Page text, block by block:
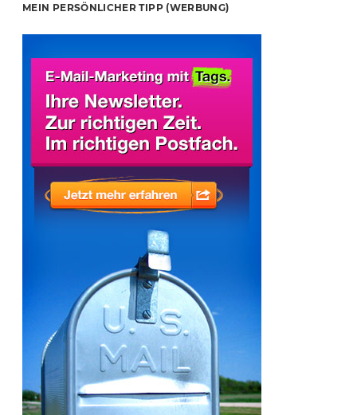
MEIN PERSÖNLICHER TIPP (WERBUNG)